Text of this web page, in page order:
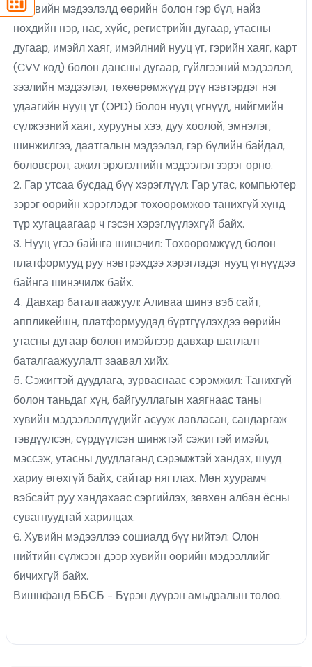
- Хувийн мэдээлэлд өөрийн болон гэр бүл, найз
нөхдийн нэр, нас, хүйс, регистрийн дугаар, утасны
дугаар, имэйл хаяг, имэйлний нууц үг, гэрийн хаяг, карт
(CVV код) болон дансны дугаар, гүйлгээний мэдээлэл,
зээлийн мэдээлэл, төхөөрөмжүүд рүү нэвтэрдэг нэг
удаагийн нууц үг (OPD) болон нууц үгнүүд, нийгмийн
сүлжээний хаяг, хурууны хээ, дуу хоолой, эмнэлэг,
шинжилгээ, даатгалын мэдээлэл, гэр бүлийн байдал,
боловсрол, ажил эрхлэлтийн мэдээлэл зэрэг орно.
2. Гар утсаа бусдад бүү хэрэглүүл: Гар утас, компьютер
зэрэг өөрийн хэрэглэдэг төхөөрөмжөө танихгүй хүнд
түр хугацаагаар ч гэсэн хэрэглүүлэхгүй байх.
3. Нууц үгээ байнга шинэчил: Төхөөрөмжүүд болон
платформууд руу нэвтрэхдээ хэрэглэдэг нууц үгнүүдээ
байнга шинэчилж байх.
4. Давхар баталгаажуул: Аливаа шинэ вэб сайт,
аппликейшн, платформуудад бүртгүүлэхдээ өөрийн
утасны дугаар болон имэйлээр давхар шатлалт
баталгаажуулалт заавал хийх.
5. Сэжигтэй дуудлага, зурваснаас сэрэмжил: Танихгүй
болон таньдаг хүн, байгууллагын хаягнаас таны
хувийн мэдээлэллүүдийг асууж лавласан, сандаргаж
тэвдүүлсэн, сүрдүүлсэн шинжтэй сэжигтэй имэйл,
мэссэж, утасны дуудлаганд сэрэмжтэй хандах, шууд
хариу өгөхгүй байх, сайтар нягтлах. Мөн хуурамч
вэбсайт руу хандахаас сэргийлэх, зөвхөн албан ёсны
сувагнуудтай харилцах.
6. Хувийн мэдээллээ сошиалд бүү нийтэл: Олон
нийтийн сүлжээн дээр хувийн өөрийн мэдээллийг
бичихгүй байх.
Вишнфанд ББСБ - Бүрэн дүүрэн амьдралын төлөө.